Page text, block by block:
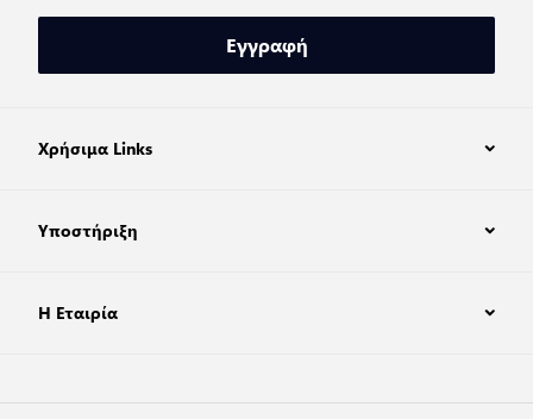
Εγγραφή
Χρήσιμα Links
Υποστήριξη
Η Εταιρία